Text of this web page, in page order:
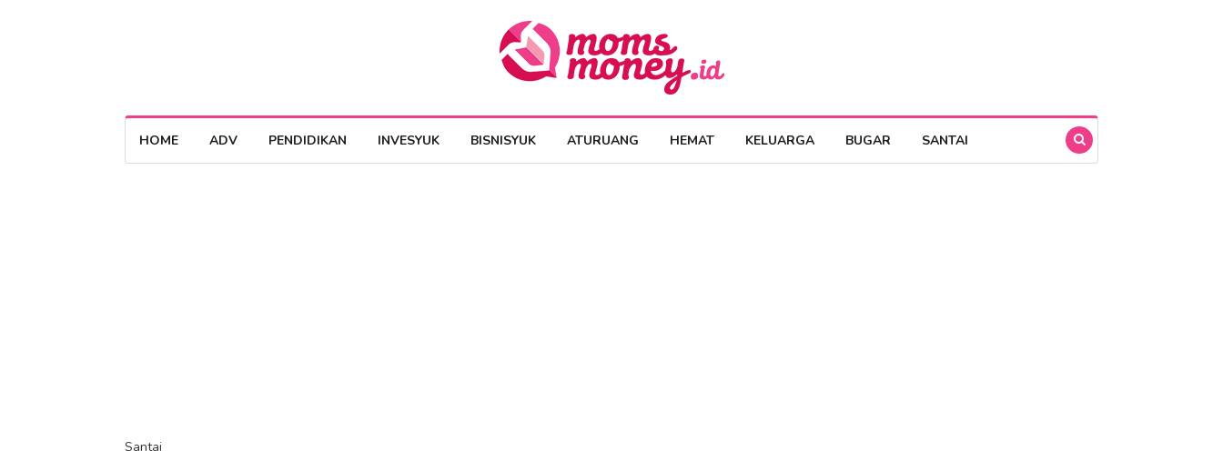
HOME ADV PENDIDIKAN INVESYUK BISNISYUK ATURUANG HEMAT KELUARGA BUGAR SANTAI
Santai